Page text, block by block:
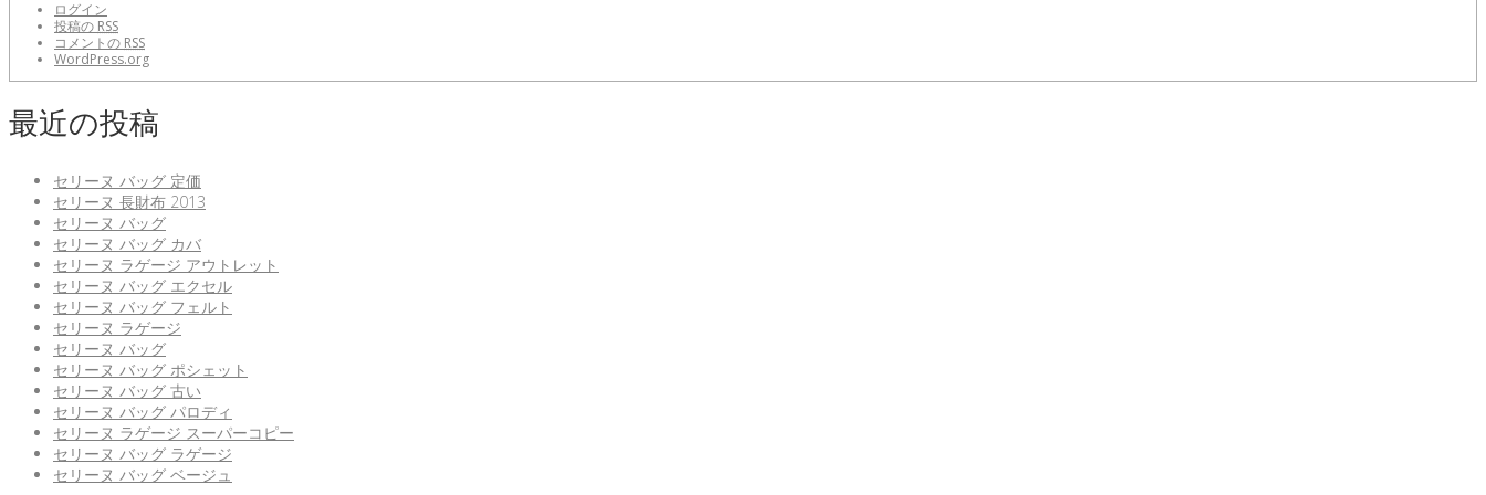
ログイン
投稿の RSS
コメントの RSS
WordPress.org
最近の投稿
セリーヌ バッグ 定価
セリーヌ 長財布 2013
セリーヌ バッグ
セリーヌ バッグ カバ
セリーヌ ラゲージ アウトレット
セリーヌ バッグ エクセル
セリーヌ バッグ フェルト
セリーヌ ラゲージ
セリーヌ バッグ
セリーヌ バッグ ポシェット
セリーヌ バッグ 古い
セリーヌ バッグ パロディ
セリーヌ ラゲージ スーパーコピー
セリーヌ バッグ ラゲージ
セリーヌ バッグ ベージュ